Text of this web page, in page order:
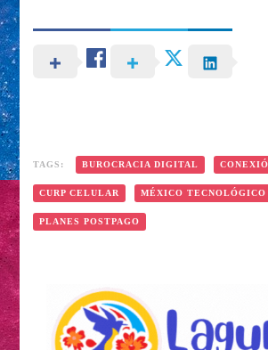
TAGS: BUROCRACIA DIGITAL
CURP CELULAR MÉXICO TECNOLÓGICO
PLANES POSTPAGO